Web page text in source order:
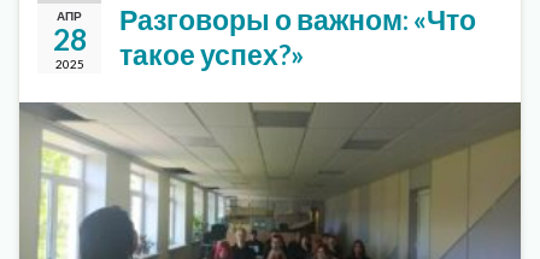
АПР
28
2025
Разговоры о важном: «Что
такое успех?»